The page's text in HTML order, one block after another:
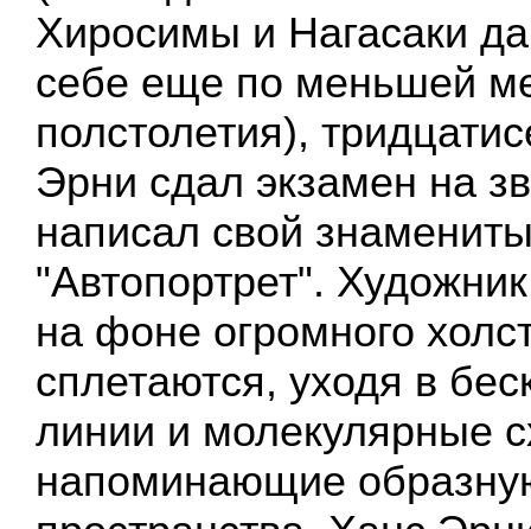
Хиросимы и Нагасаки
себе еще по меньшей
полстолетия),
Эрни сдал экзамен на
написал свой
"Автопортрет".
на фоне огромного
сплетаются, уходя в
линии и молекулярные
напоминающие